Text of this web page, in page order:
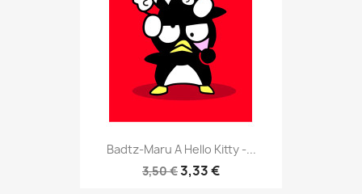
Badtz-Maru A Hello Kitty -...
3,50 €3,33 €